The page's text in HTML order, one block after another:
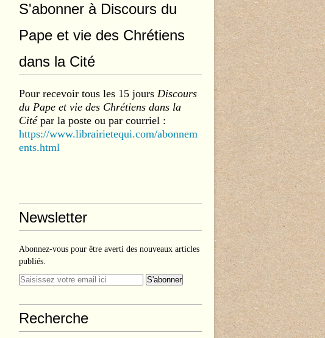
S'abonner à Discours du
Pape et vie des Chrétiens
dans la Cité
Pour recevoir tous les 15 jours Discours
du Pape et vie des Chrétiens dans la
Citépar la poste ou par courriel :
https://www.librairietequi.com/abonnem
ents.html
Newsletter
Abonnez-vous pour être averti des nouveaux articles
publiés.
Recherche